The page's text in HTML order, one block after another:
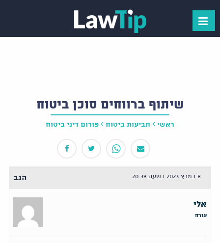
שיתוף ברווחים סוכן ביטוח
ראשי תביעות ביטוח פורום דיני ביטוח
8 במרץ 2023 בשעה 20:39 הגב
אלי
אורח